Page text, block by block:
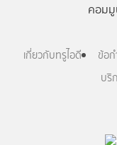
คอม
เกี่ยวกับทรูไอดี ข้อก
บริ